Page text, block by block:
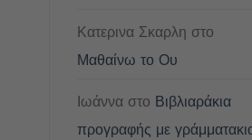
Κατερινα Σκαρλη στο
Μαθαίνω το Ου
Ιωάνναστο Βιβλιαράκια
προγραφής με